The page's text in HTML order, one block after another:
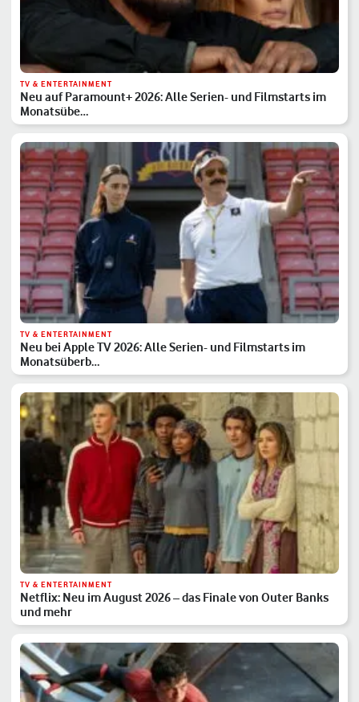
TV & ENTERTAINMENT
Neu auf Paramount+ 2026: Alle Serien- und Filmstarts im
Monatsübe…
TV & ENTERTAINMENT
Neu bei Apple TV 2026: Alle Serien- und Filmstarts im
Monatsüberb…
TV & ENTERTAINMENT
Netflix: Neu im August 2026 – das Finale von Outer Banks
und mehr